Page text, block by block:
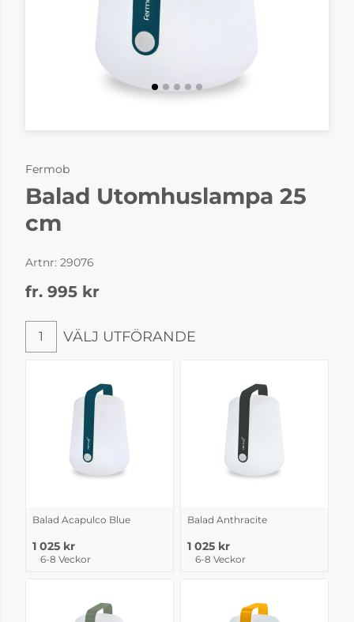
Fermob
Balad Utomhuslampa 25
cm
Artnr: 29076
fr. 995 kr
Välj utförande
1 VÄLJ UTFÖRANDE
Balad Acapulco Blue
1 025 kr
6-8 Veckor
Balad Anthracite
1 025 kr
6-8 Veckor